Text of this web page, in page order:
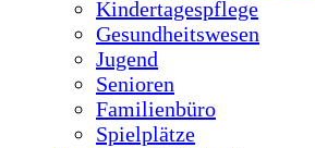
Kindertagespflege
Gesundheitswesen
Jugend
Senioren
Familienbüro
Spielplätze